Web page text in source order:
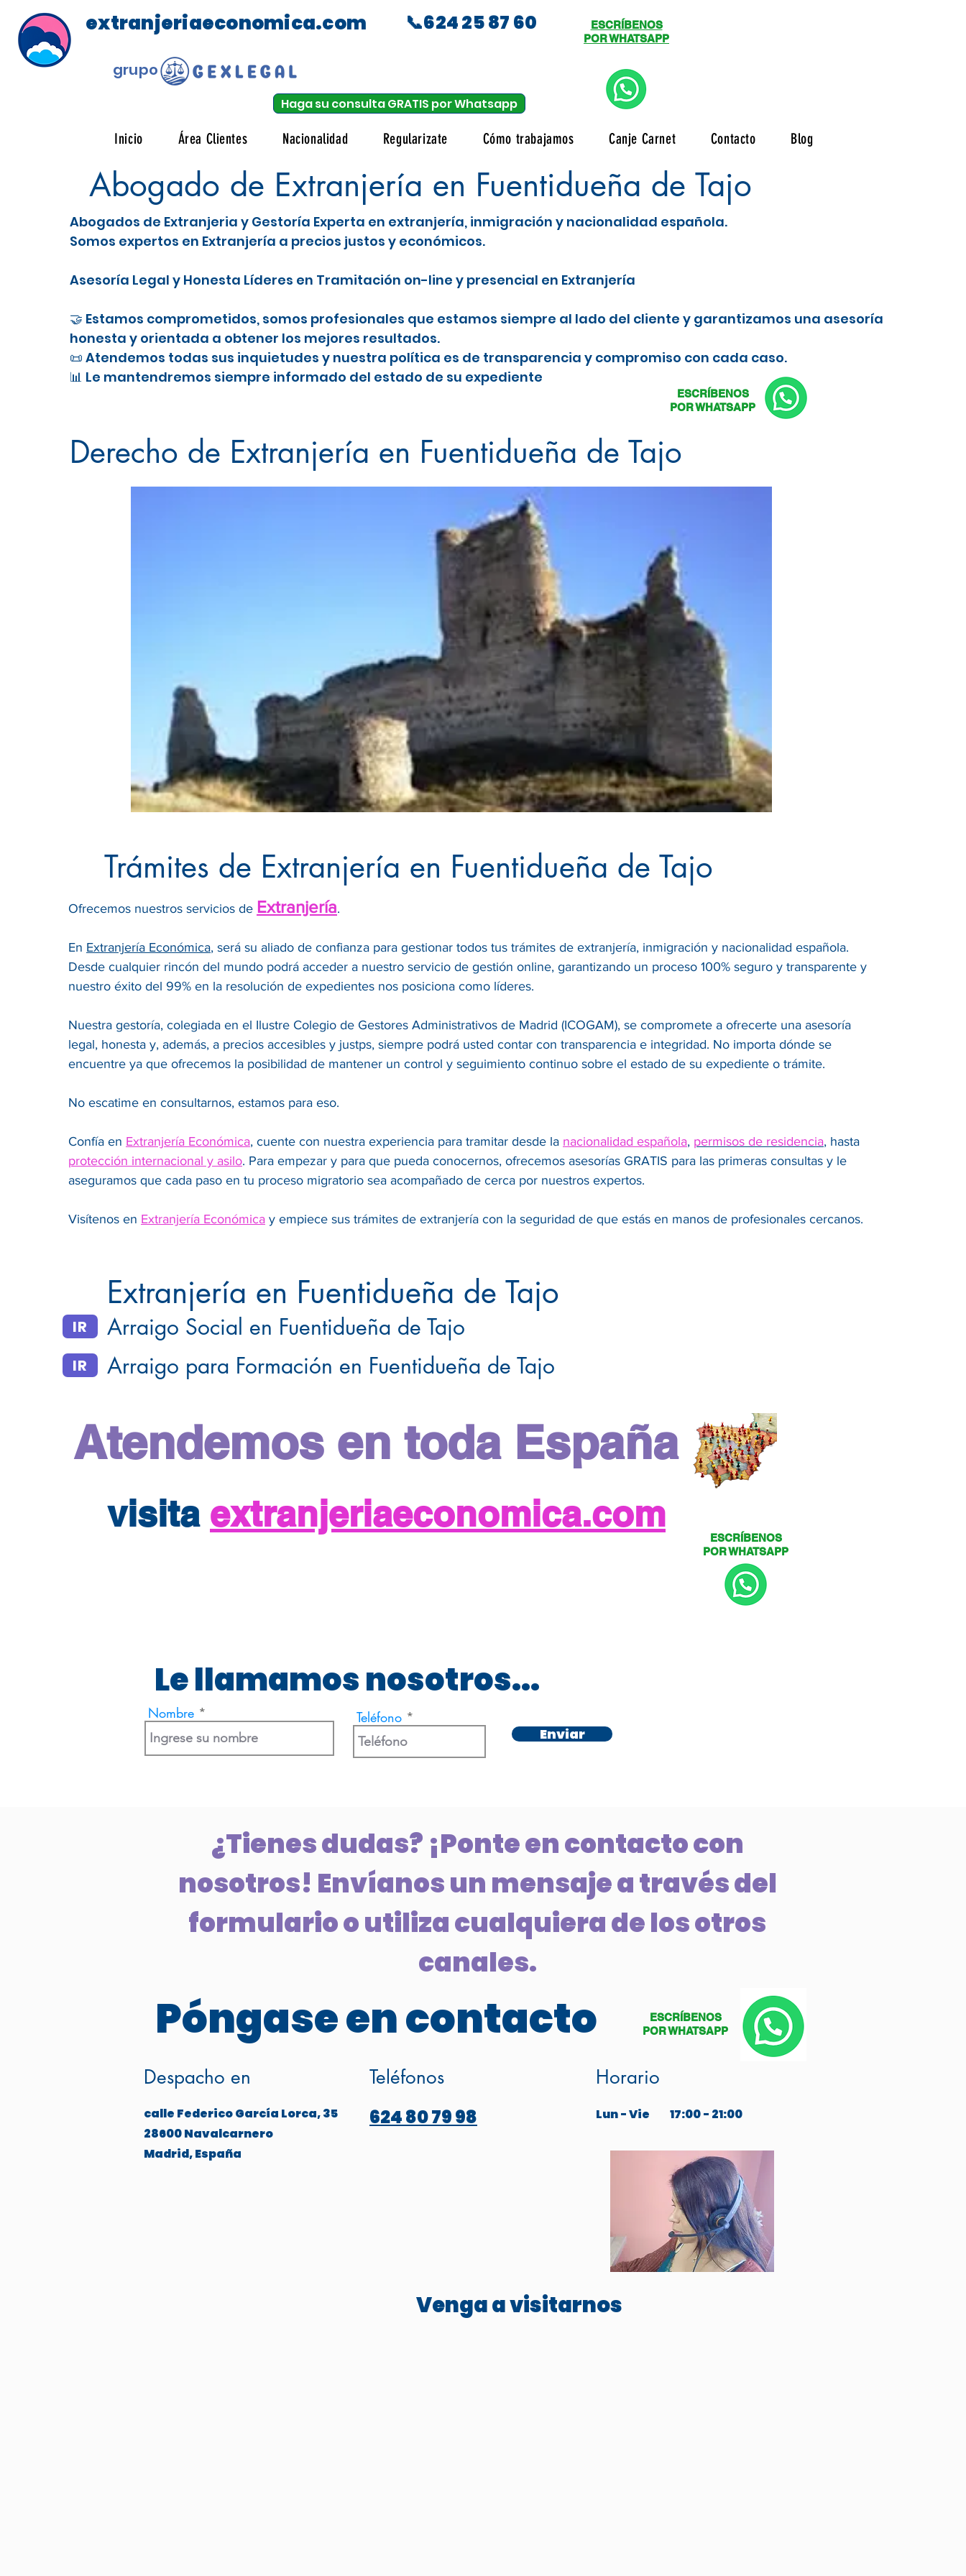
extranjeriaeconomica.com
grupo
📞624 25 87 60
Haga su consulta GRATIS por Whatsapp
ESCRÍBENOS
POR WHATSAPP
Inicio Área Clientes Nacionalidad Regularizate Cómo trabajamos Canje Carnet Contacto Blog
Abogado de Extranjería en Fuentidueña de Tajo
Abogados de Extranjeria y Gestoría Experta en extranjería, inmigración y nacionalidad española.
Somos expertos en Extranjería a precios justos y económicos.
Asesoría Legal y Honesta Líderes en Tramitación on-line y presencial en Extranjería
🤝 Estamos comprometidos, somos profesionales que estamos siempre al lado del cliente y garantizamos una asesoría
honesta y orientada a obtener los mejores resultados.
📜 Atendemos todas sus inquietudes y nuestra política es de transparencia y compromiso con cada caso.
📊 Le mantendremos siempre informado del estado de su expediente
ESCRÍBENOS
POR WHATSAPP
Derecho de Extranjería en Fuentidueña de Tajo
Trámites de Extranjería en Fuentidueña de Tajo
Ofrecemos nuestros servicios de Extranjería.
En Extranjería Económica, será su aliado de confianza para gestionar todos tus trámites de extranjería, inmigración y nacionalidad española.
Desde cualquier rincón del mundo podrá acceder a nuestro servicio de gestión online, garantizando un proceso 100% seguro y transparente y
nuestro éxito del 99% en la resolución de expedientes nos posiciona como líderes.
Nuestra gestoría, colegiada en el Ilustre Colegio de Gestores Administrativos de Madrid (ICOGAM), se compromete a ofrecerte una asesoría
legal, honesta y, además, a precios accesibles y justps, siempre podrá usted contar con transparencia e integridad. No importa dónde se
encuentre ya que ofrecemos la posibilidad de mantener un control y seguimiento continuo sobre el estado de su expediente o trámite.
No escatime en consultarnos, estamos para eso.
Confía en Extranjería Económica, cuente con nuestra experiencia para tramitar desde la nacionalidad española, permisos de residencia, hasta
protección internacional y asilo. Para empezar y para que pueda conocernos, ofrecemos asesorías GRATIS para las primeras consultas y le
aseguramos que cada paso en tu proceso migratorio sea acompañado de cerca por nuestros expertos.
Visítenos en Extranjería Económica y empiece sus trámites de extranjería con la seguridad de que estás en manos de profesionales cercanos.
Extranjería en Fuentidueña de Tajo
IR Arraigo Social en Fuentidueña de Tajo
IR Arraigo para Formación en Fuentidueña de Tajo
Atendemos en toda España
ESCRÍBENOS
POR WHATSAPP
visita extranjeriaeconomica.com
Le llamamos nosotros...
Nombre Teléfono
Enviar
¿Tienes dudas? ¡Ponte en contacto con
nosotros! Envíanos un mensaje a través del
formulario o utiliza cualquiera de los otros
canales.
Póngase en contacto
Despacho en
calle Federico García Lorca, 35
28600 Navalcarnero
Madrid, España
Teléfonos
624 80 79 98
Horario
Lun - Vie 17:00 - 21:00
ESCRÍBENOS
POR WHATSAPP
Venga a visitarnos